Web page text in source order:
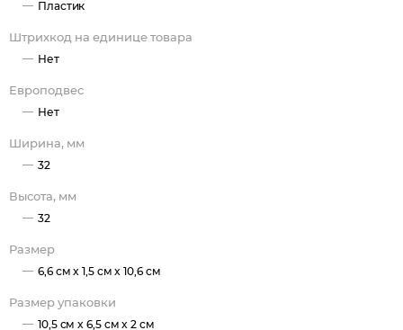
Пластик
Штрихкод на единице товара
Нет
Европодвес
Нет
Ширина, мм
32
Высота, мм
32
Размер
6,6 см x 1,5 см x 10,6 см
Размер упаковки
10,5 см x 6,5 см x 2 см